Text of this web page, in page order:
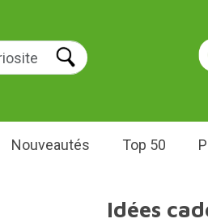
Nouveautés Top 50
Idées